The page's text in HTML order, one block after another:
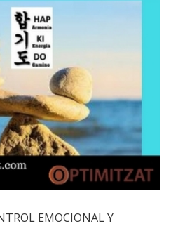
EMOCIONAL Y